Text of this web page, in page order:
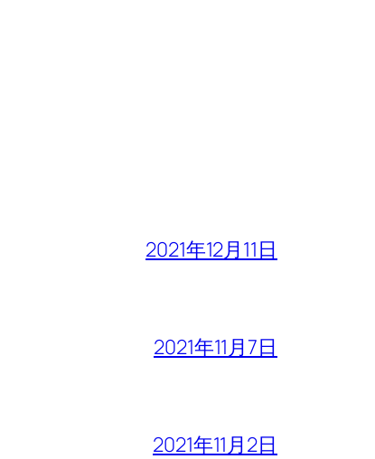
2021年12月11日
2021年11月7日
2021年11月2日